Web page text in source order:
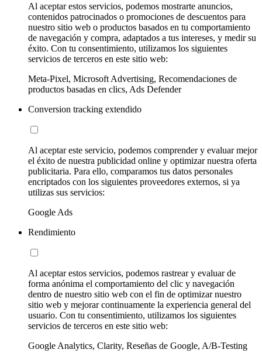
Al aceptar estos servicios, podemos mostrarte anuncios,
contenidos patrocinados o promociones de descuentos para
nuestro sitio web o productos basados en tu comportamiento
de navegación y compra, adaptados a tus intereses, y medir su
éxito. Con tu consentimiento, utilizamos los siguientes
servicios de terceros en este sitio web:
Meta-Pixel, Microsoft Advertising, Recomendaciones de
productos basadas en clics, Ads Defender
Conversion tracking extendido
Al aceptar este servicio, podemos comprender y evaluar mejor
el éxito de nuestra publicidad online y optimizar nuestra oferta
publicitaria. Para ello, comparamos tus datos personales
encriptados con los siguientes proveedores externos, si ya
utilizas sus servicios:
Google Ads
Rendimiento
Al aceptar estos servicios, podemos rastrear y evaluar de
forma anónima el comportamiento del clic y navegación
dentro de nuestro sitio web con el fin de optimizar nuestro
sitio web y mejorar continuamente la experiencia general del
usuario. Con tu consentimiento, utilizamos los siguientes
servicios de terceros en este sitio web:
Google Analytics, Clarity, Reseñas de Google, A/B-Testing